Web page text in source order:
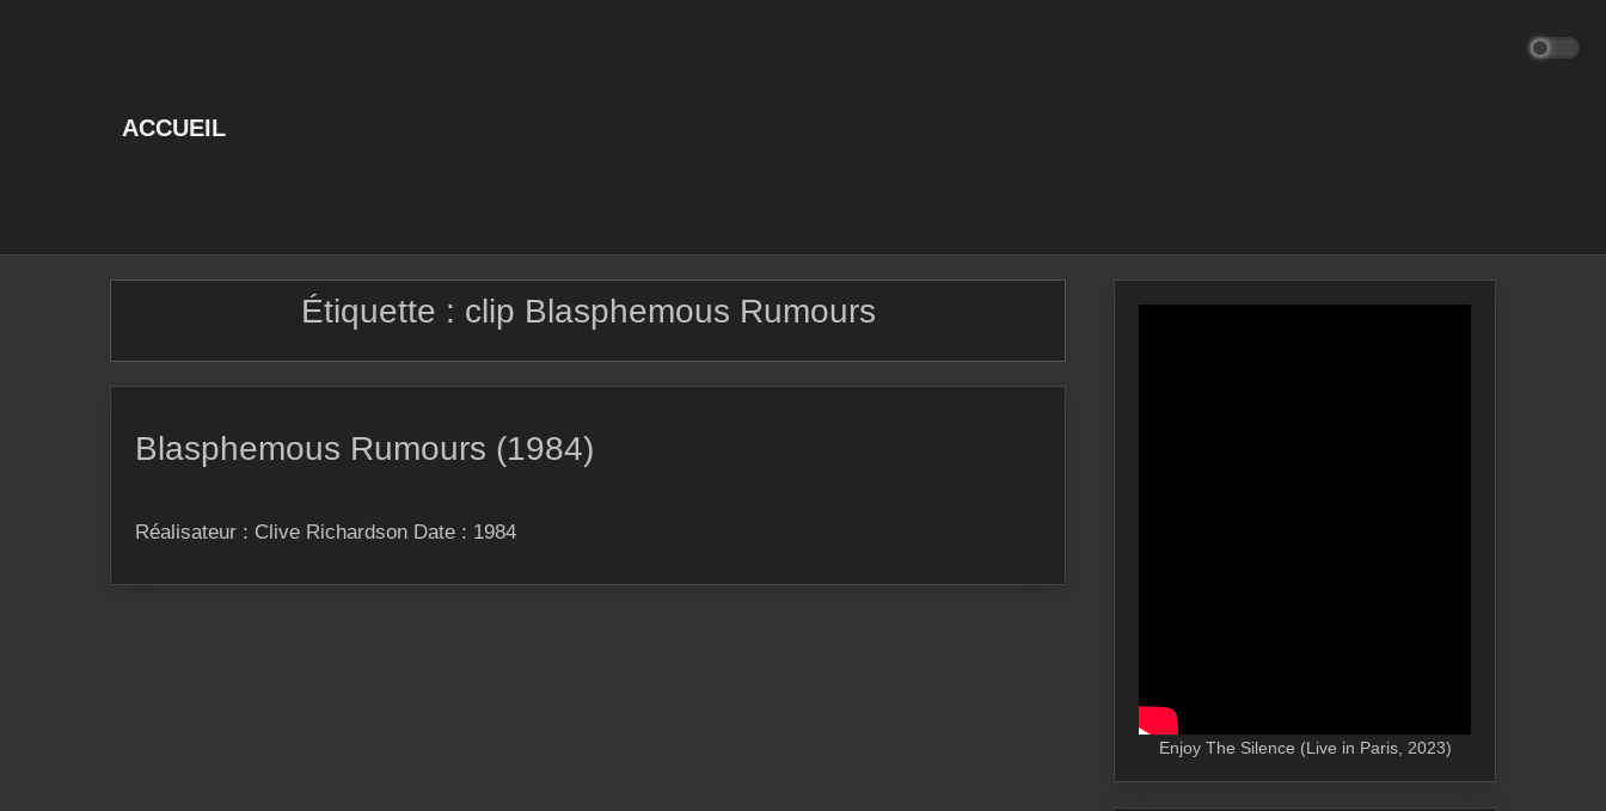
ACCUEIL
Étiquette : clip Blasphemous Rumours
Blasphemous Rumours (1984)
Réalisateur : Clive Richardson Date : 1984
Enjoy The Silence (Live in Paris, 2023)